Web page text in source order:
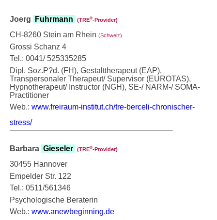
Joerg Fuhrmann (TRE®‑Provider)
CH-8260 Stein am Rhein (Schweiz)
Grossi Schanz 4
Tel.: 0041/ 525335285
Dipl. Soz.P?d. (FH), Gestalttherapeut (EAP),
Transpersonaler Therapeut/ Supervisor (EUROTAS),
Hypnotherapeut/ Instructor (NGH), SE-/ NARM-/ SOMA-
Practitioner
Web.: www.freiraum-institut.ch/tre-berceli-chronischer-
stress/
Barbara Gieseler (TRE®‑Provider)
30455 Hannover
Empelder Str. 122
Tel.: 0511/561346
Psychologische Beraterin
Web.: www.anewbeginning.de